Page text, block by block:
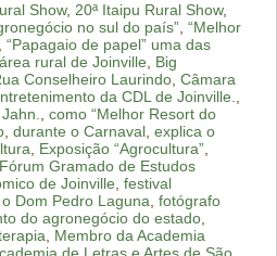
Show, 20ª Itaipu Rural Show,
no sul do país”, “Melhor
“Papagaio de papel” uma das
área rural de Joinville
Big
Conselheiro Laurindo, Câmara
da CDL de Joinville.
como “Melhor Resort do
, durante o Carnaval, explica o
Exposição “Agrocultura”,
Fórum Gramado de Estudos
de Joinville festival
Dom Pedro Laguna fotógrafo
do agronegócio do estado,
Membro da Academia